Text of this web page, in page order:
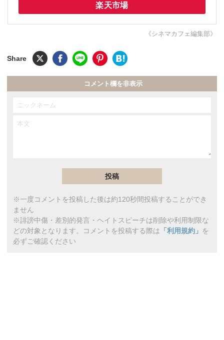
楽天市場
《シネマカフェ編集部》
コメント欄を非表示
※一度コメントを投稿した後は約120秒間投稿することができ
ません
※誹謗中傷・差別的発言・ヘイトスピーチは削除や利用制限な
どの対象となります。コメントを投稿する際は 「利用規約」 を
必ずご確認ください